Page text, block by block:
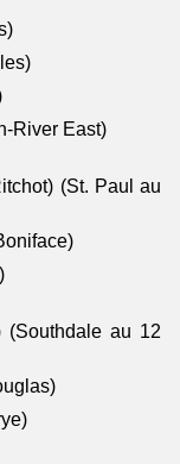
River East)
(St. Paul au
(Southdale au 12